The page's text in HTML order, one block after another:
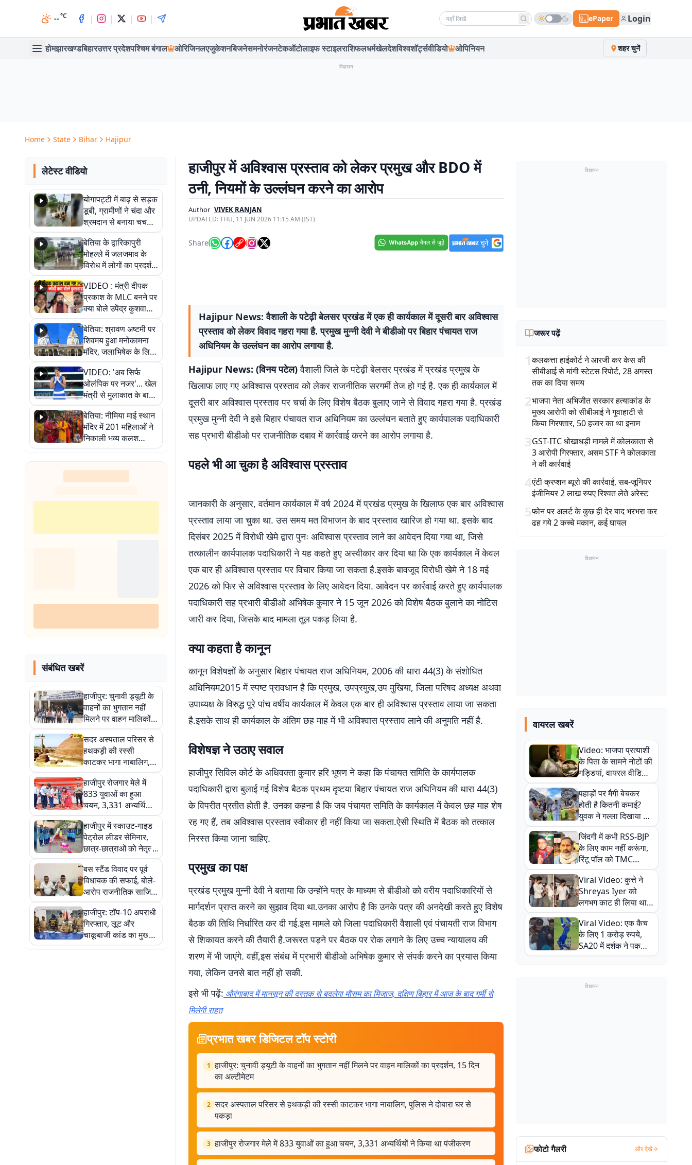
--°C | | | | Search news ePaper Login
होमझारखण्डबिहारउत्तर प्रदेशपश्चिम बंगाल ओरिजिनलएजुकेशनबिजनेसमनोरंजनटेकऑटोलाइफ स्टाइलराशिफलधर्मखेलदेशविश्वशॉर्ट्सवीडियो ओपिनियन शहर चुनें
विज्ञापन
Home State Bihar Hajipur
लेटेस्ट वीडियो
योगापट्टी में बाढ़ से सड़क
डूबी, ग्रामीणों ने चंदा और
श्रमदान से बनाया चचरी
पुल
बेतिया के द्वारिकापुरी
मोहल्ले में जलजमाव के
विरोध में लोगों का प्रदर्शन,
स्थायी समाधान की मांग
VIDEO : मंत्री दीपक
प्रकाश के MLC बनने पर
क्या बोले उपेंद्र कुशवाहा,
सुनिए
बेतिया: श्रावण अष्टमी पर
शिवमय हुआ मनोकामना
मंदिर, जलाभिषेक के लिए
लगी लंबी कतारें
VIDEO: 'अब सिर्फ
ओलंपिक पर नजर'... खेल
मंत्री से मुलाकात के बाद
जैसमीन लंबोरिया का बड़ा
बयान
बेतिया: नीमिया माई स्थान
मंदिर में 201 महिलाओं ने
निकाली भव्य कलश
शोभायात्रा, शिवलिंग
प्राण-प्रतिष्ठा महोत्सव
शुरू
संबंधित खबरें
हाजीपुर: चुनावी ड्यूटी के
वाहनों का भुगतान नहीं
मिलने पर वाहन मालिकों
का प्रदर्शन, 15 दिन का
अल्टीमेटम
सदर अस्पताल परिसर से
हथकड़ी की रस्सी
काटकर भागा नाबालिग,
पुलिस ने दोबारा घर से
पकड़ा
हाजीपुर रोजगार मेले में
833 युवाओं का हुआ
चयन, 3,331 अभ्यर्थियों
ने किया था पंजीकरण
हाजीपुर में स्काउट-गाइड
पेट्रोल लीडर सेमिनार,
छात्र-छात्राओं को नेतृत्व
और सेवा का दिया
प्रशिक्षण
बस स्टैंड विवाद पर पूर्व
विधायक की सफाई, बोले-
आरोप राजनीतिक साजिश,
सीएम-डीजीपी से मांगेंगे
सुरक्षा
हाजीपुर: टॉप-10 अपराधी
गिरफ्तार, लूट और
चाकूबाजी कांड का मुख्य
आरोपी पुलिस के हत्थे
हाजीपुर में अविश्वास प्रस्ताव को लेकर प्रमुख और BDO में
ठनी, नियमों के उल्लंघन करने का आरोप
Author VIVEK RANJAN
UPDATED:THU, 11 JUN 2026 11:15 AM (IST)
Share
Hajipur News: वैशाली के पटेढ़ी बेलसर प्रखंड में एक ही कार्यकाल में दूसरी बार अविश्वास
प्रस्ताव को लेकर विवाद गहरा गया है. प्रमुख मुन्नी देवी ने बीडीओ पर बिहार पंचायत राज
अधिनियम के उल्लंघन का आरोप लगाया है.
Hajipur News: (विनय पटेल)वैशाली जिले के पटेढ़ी बेलसर प्रखंड में प्रखंड प्रमुख के
खिलाफ लाए गए अविश्वास प्रस्ताव को लेकर राजनीतिक सरगर्मी तेज हो गई है. एक ही कार्यकाल में
दूसरी बार अविश्वास प्रस्ताव पर चर्चा के लिए विशेष बैठक बुलाए जाने से विवाद गहरा गया है. प्रखंड
प्रमुख मुन्नी देवी ने इसे बिहार पंचायत राज अधिनियम का उल्लंघन बताते हुए कार्यपालक पदाधिकारी
सह प्रभारी बीडीओ पर राजनीतिक दबाव में कार्रवाई करने का आरोप लगाया है.
पहले भी आ चुका है अविश्वास प्रस्ताव
जानकारी के अनुसार, वर्तमान कार्यकाल में वर्ष 2024 में प्रखंड प्रमुख के खिलाफ एक बार अविश्वास
प्रस्ताव लाया जा चुका था. उस समय मत विभाजन के बाद प्रस्ताव खारिज हो गया था. इसके बाद
दिसंबर 2025 में विरोधी खेमे द्वारा पुनः अविश्वास प्रस्ताव लाने का आवेदन दिया गया था, जिसे
तत्कालीन कार्यपालक पदाधिकारी ने यह कहते हुए अस्वीकार कर दिया था कि एक कार्यकाल में केवल
एक बार ही अविश्वास प्रस्ताव पर विचार किया जा सकता है.इसके बावजूद विरोधी खेमे ने 18 मई
2026 को फिर से अविश्वास प्रस्ताव के लिए आवेदन दिया. आवेदन पर कार्रवाई करते हुए कार्यपालक
पदाधिकारी सह प्रभारी बीडीओ अभिषेक कुमार ने 15 जून 2026 को विशेष बैठक बुलाने का नोटिस
जारी कर दिया, जिसके बाद मामला तूल पकड़ लिया है.
क्या कहता है कानून
कानून विशेषज्ञों के अनुसार बिहार पंचायत राज अधिनियम, 2006 की धारा 44(3) के संशोधित
अधिनियम2015 में स्पष्ट प्रावधान है कि प्रमुख, उपप्रमुख,उप मुखिया, जिला परिषद अध्यक्ष अथवा
उपाध्यक्ष के विरुद्ध पूरे पांच वर्षीय कार्यकाल में केवल एक बार ही अविश्वास प्रस्ताव लाया जा सकता
है.इसके साथ ही कार्यकाल के अंतिम छह माह में भी अविश्वास प्रस्ताव लाने की अनुमति नहीं है.
विशेषज्ञ ने उठाए सवाल
हाजीपुर सिविल कोर्ट के अधिवक्ता कुमार हरि भूषण ने कहा कि पंचायत समिति के कार्यपालक
पदाधिकारी द्वारा बुलाई गई विशेष बैठक प्रथम दृष्टया बिहार पंचायत राज अधिनियम की धारा 44(3)
के विपरीत प्रतीत होती है. उनका कहना है कि जब पंचायत समिति के कार्यकाल में केवल छह माह शेष
रह गए हैं, तब अविश्वास प्रस्ताव स्वीकार ही नहीं किया जा सकता.ऐसी स्थिति में बैठक को तत्काल
निरस्त किया जाना चाहिए.
प्रमुख का पक्ष
प्रखंड प्रमुख मुन्नी देवी ने बताया कि उन्होंने पत्र के माध्यम से बीडीओ को वरीय पदाधिकारियों से
मार्गदर्शन प्राप्त करने का सुझाव दिया था.उनका आरोप है कि उनके पत्र की अनदेखी करते हुए विशेष
बैठक की तिथि निर्धारित कर दी गई.इस मामले को जिला पदाधिकारी वैशाली एवं पंचायती राज विभाग
से शिकायत करने की तैयारी है.जरूरत पड़ने पर बैठक पर रोक लगाने के लिए उच्च न्यायालय की
शरण में भी जाएंगे. वहीं,इस संबंध में प्रभारी बीडीओ अभिषेक कुमार से संपर्क करने का प्रयास किया
गया, लेकिन उनसे बात नहीं हो सकी.
इसे भी पढ़ें: औरंगाबाद में मानसून की दस्तक से बदलेगा मौसम का मिजाज, दक्षिण बिहार में आज के बाद गर्मी से
मिलेगी राहत
प्रभात खबर डिजिटल टॉप स्टोरी
1 हाजीपुर: चुनावी ड्यूटी के वाहनों का भुगतान नहीं मिलने पर वाहन मालिकों का प्रदर्शन, 15 दिन
का अल्टीमेटम
2 सदर अस्पताल परिसर से हथकड़ी की रस्सी काटकर भागा नाबालिग, पुलिस ने दोबारा घर से
पकड़ा
3 हाजीपुर रोजगार मेले में 833 युवाओं का हुआ चयन, 3,331 अभ्यर्थियों ने किया था पंजीकरण
विज्ञापन
जरूर पढ़ें
1कलकत्ता हाईकोर्ट ने आरजी कर केस की
सीबीआई से मांगी स्टेटस रिपोर्ट, 28 अगस्त
तक का दिया समय
2भाजपा नेता अभिजीत सरकार हत्याकांड के
मुख्य आरोपी को सीबीआई ने गुवाहाटी से
किया गिरफ्तार, 50 हजार का था इनाम
3GST-ITC धोखाधड़ी मामले में कोलकाता से
3 आरोपी गिरफ्तार, असम STF ने कोलकाता
ने की कार्रवाई
4एंटी क्रप्शन ब्यूरो की कार्रवाई, सब-जूनियर
इंजीनियर 2 लाख रुपए रिश्वत लेते अरेस्ट
5फोन पर अलर्ट के कुछ ही देर बाद भरभरा कर
ढह गये 2 कच्चे मकान, कई घायल
विज्ञापन
वायरल खबरें
Video: भाजपा प्रत्याशी
के पिता के सामने नोटों की
गड्डियां, वायरल वीडियो
से राजनीति में उबाल,
अजित महतो बोले- TMC
की गंदी चाल
पहाड़ों पर मैगी बेचकर
होती है कितनी कमाई?
युवक ने गल्ला दिखाया तो
नौकरी वालों के खड़े हो गए
कान
जिंदगी में कभी RSS-BJP
के लिए काम नहीं करूंगा,
रिंटू पॉल को TMC
ऑफिस में ले जाकर पीटा,
Video वायरल
Viral Video: कुत्ते ने
Shreyas Iyer को
लगभग काट ही लिया था,
न्यूजीलैंड सीरीज से पहले
बाल-बाल बचे
Viral Video: एक कैच
के लिए 1 करोड़ रुपये,
SA20 में दर्शक ने पकड़ा
एक हाथ से गजब का कैच
विज्ञापन
फोटो गैलरी और देखें